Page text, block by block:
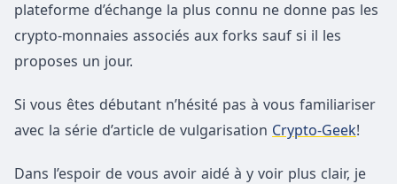
plateforme d’échange la plus connu ne donne pas les
crypto-monnaies associés aux forks sauf si il les
proposes un jour.
Si vous êtes débutant n’hésité pas à vous familiariser
avec la série d’article de vulgarisation Crypto-Geek!
Dans l’espoir de vous avoir aidé à y voir plus clair, je